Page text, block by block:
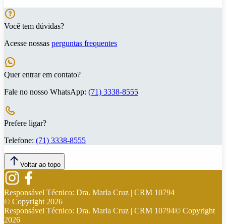
Você tem dúvidas?
Acesse nossas perguntas frequentes
Quer entrar em contato?
Fale no nosso WhatsApp: (71) 3338-8555
Prefere ligar?
Telefone: (71) 3338-8555
Voltar ao topo
Responsável Técnico: Dra. Marla Cruz | CRM 10794
© Copyright 2026
Responsável Técnico: Dra. Marla Cruz | CRM 10794© Copyright
2026